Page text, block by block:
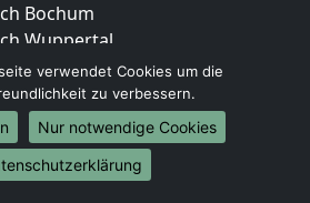
Bochum
Wuppertal
Bielefeld
Bonn
Münster
verwendet Cookies um die
zu verbessern.
Nur notwendige Cookies